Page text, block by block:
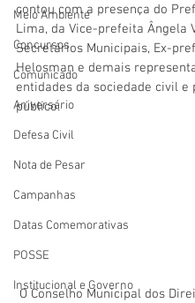
Meio Ambiente
Concursos
Comunicado
Aniversário
Defesa Civil
Nota de Pesar
Campanhas
Datas Comemorativas
POSSE
Institucional e Governo
contou com a presença do
Lima, da Vice-prefeita Ângela
Secretários Municipais, Ex-
Helosman e demais
entidades da sociedade civil e
público.
O Conselho Municipal dos